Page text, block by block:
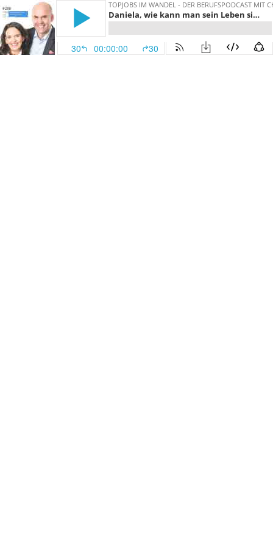
TOPJOBS IM WANDEL - DER BERUFSPODCAST MIT
Daniela, wie kann man sein Leben sinnvoll gestalten?
30 00:00:00 30